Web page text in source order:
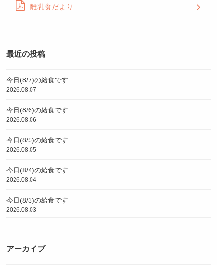
離乳食だより
最近の投稿
今日(8/7)の給食です
2026.08.07
今日(8/6)の給食です
2026.08.06
今日(8/5)の給食です
2026.08.05
今日(8/4)の給食です
2026.08.04
今日(8/3)の給食です
2026.08.03
アーカイブ